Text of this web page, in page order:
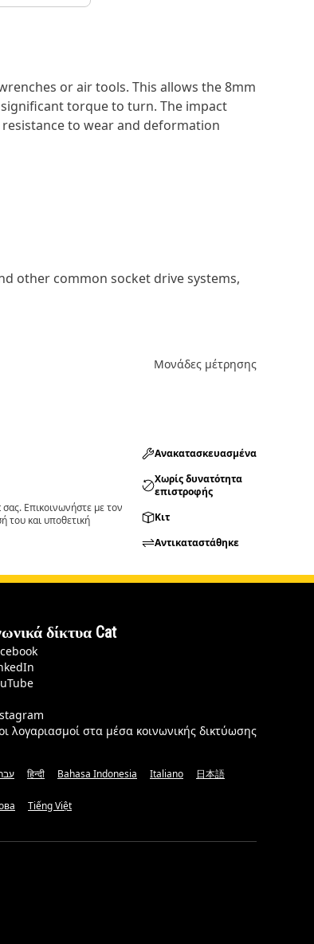
or air tools. This allows the 8mm
torque to turn. The impact
to wear and deformation
other common socket drive systems,
Μονάδες μέτρησης
Επικοινωνήστε με τον
του και υποθετική
Ανακατασκευασμένα
Χωρίς δυνατότητα
επιστροφής
Κιτ
Αντικαταστάθηκε
δίκτυα Cat
λογαριασμοί στα μέσα κοινωνικής δικτύωσης
हिन्दी Bahasa Indonesia Italiano 日本語
Tiếng Việt